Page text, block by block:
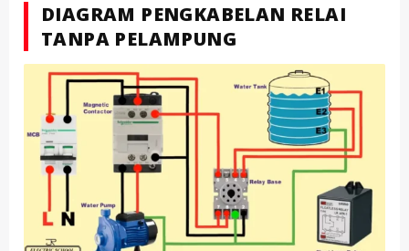
DIAGRAM PENGKABELAN RELAI
TANPA PELAMPUNG